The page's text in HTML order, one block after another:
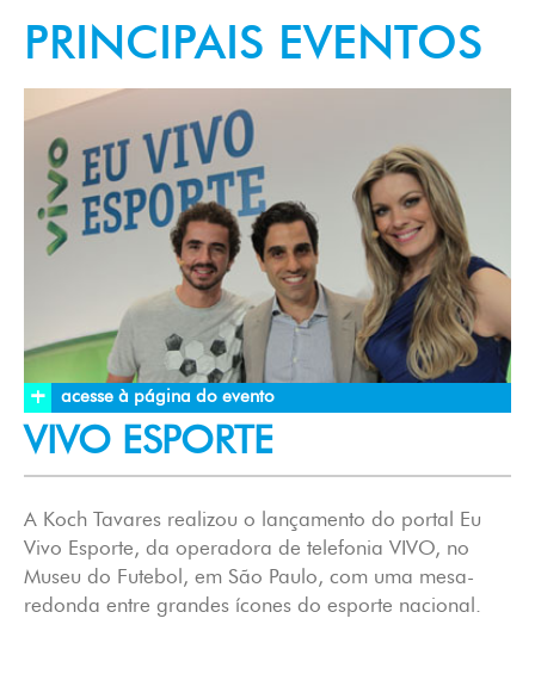
PRINCIPAIS EVENTOS
+ acesse à página do evento
VIVO ESPORTE
A Koch Tavares realizou o lançamento do portal Eu
Vivo Esporte, da operadora de telefonia VIVO, no
Museu do Futebol, em São Paulo, com uma mesa-
redonda entre grandes ícones do esporte nacional.